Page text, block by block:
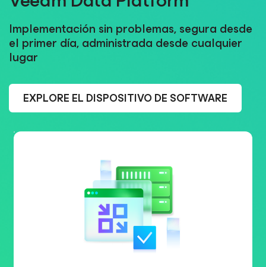
Implementación sin problemas, segura desde
el primer día, administrada desde cualquier
lugar
EXPLORE EL DISPOSITIVO DE SOFTWARE